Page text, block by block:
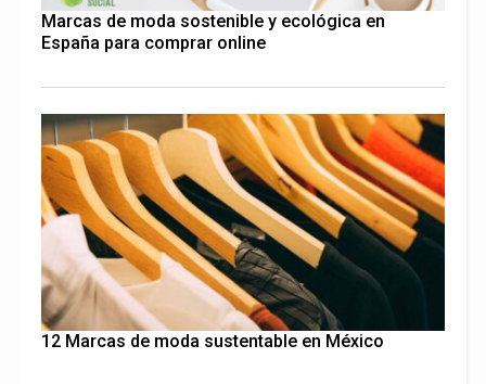
Marcas de moda sostenible y ecológica en
España para comprar online
12 Marcas de moda sustentable en México